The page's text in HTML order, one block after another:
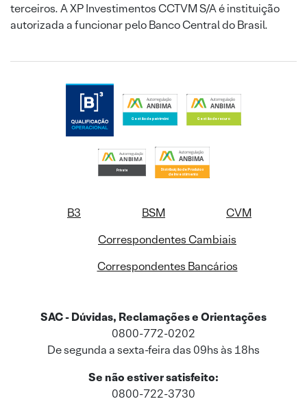
terceiros. A XP Investimentos CCTVM S/A é instituição
autorizada a funcionar pelo Banco Central do Brasil.
B3 BSM
CVM
Correspondentes Cambiais
Correspondentes Bancários
SAC - Dúvidas, Reclamações e Orientações
0800-772-0202
De segunda a sexta-feira das 09hs às 18hs
Se não estiver satisfeito:
0800-722-3730